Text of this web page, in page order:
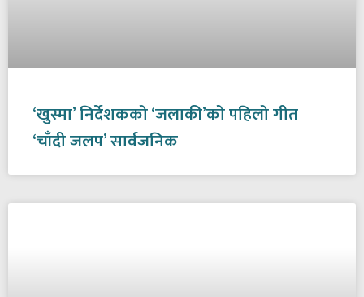
‘खुस्मा’ निर्देशकको ‘जलाकी’को पहिलो गीत
‘चाँदी जलप’ सार्वजनिक